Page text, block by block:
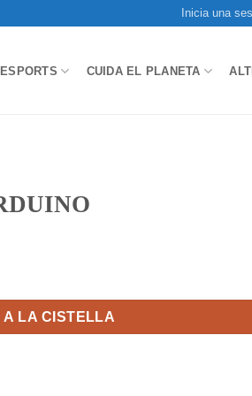
Inicia una
ESPORTS CUIDA EL PLANETA
A LA CISTELLA